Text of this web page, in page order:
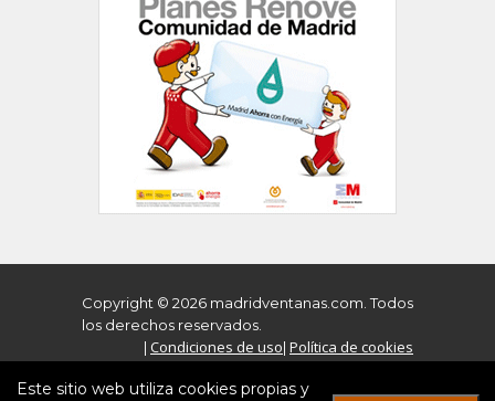
Copyright © 2026 madridventanas.com. Todos
los derechos reservados.
| Política de cookies
| Condiciones de uso
Este sitio web utiliza cookies propias y